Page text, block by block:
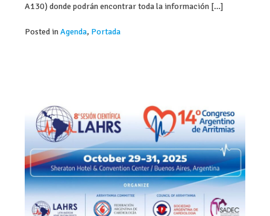
A130) donde podrán encontrar toda la información […]
Posted inAgenda, Portada